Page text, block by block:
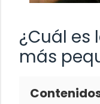
¿Cuál es
más